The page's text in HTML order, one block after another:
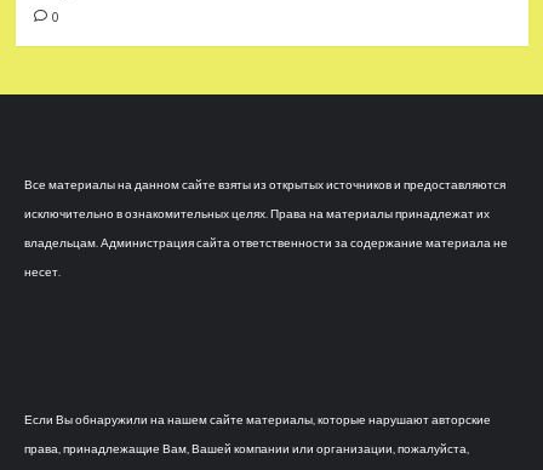
0
Все материалы на данном сайте взяты из открытых источников и предоставляются
исключительно в ознакомительных целях. Права на материалы принадлежат их
владельцам. Администрация сайта ответственности за содержание материала не
несет.
Если Вы обнаружили на нашем сайте материалы, которые нарушают авторские
права, принадлежащие Вам, Вашей компании или организации, пожалуйста,